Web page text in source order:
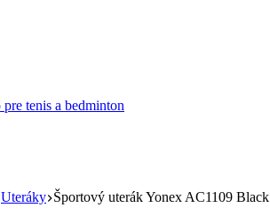
Uteráky Športový uterák Yonex AC1109 Black